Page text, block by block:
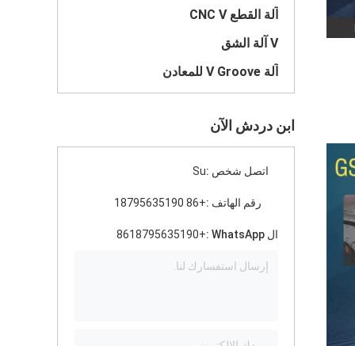
آلة القطع CNC V
V آلة الشق
آلة V Groove للمعادن
ابن دردش الآن
اتصل شخص :Su
رقم الهاتف :+86 18795635190
ال WhatsApp : +8618795635190